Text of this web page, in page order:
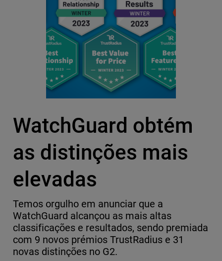
WatchGuard obtém
as distinções mais
elevadas
Temos orgulho em anunciar que a
WatchGuard alcançou as mais altas
classificações e resultados, sendo premiada
com 9 novos prémios TrustRadius e 31
novas distinções no G2.